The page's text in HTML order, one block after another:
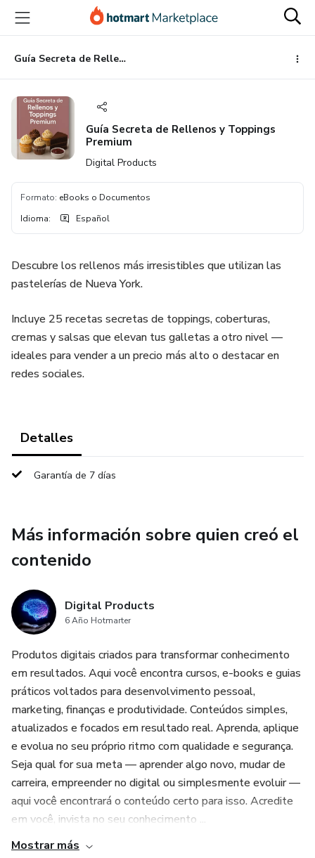
principal
página
de
página
Guía Secreta de Rellenos y Toppings Premium
Guía Secreta de Rellenos y Toppings
Premium
Digital Products
Formato: eBooks o Documentos
Idioma: Español
Descubre los rellenos más irresistibles que utilizan las
pastelerías de Nueva York.
Incluye 25 recetas secretas de toppings, coberturas,
cremas y salsas que elevan tus galletas a otro nivel —
ideales para vender a un precio más alto o destacar en
redes sociales.
Detalles
Garantía de 7 días
Más información sobre quien creó el
contenido
Digital Products
6 Año Hotmarter
Produtos digitais criados para transformar conhecimento
em resultados. Aqui você encontra cursos, e-books e guias
práticos voltados para desenvolvimento pessoal,
marketing, finanças e produtividade. Conteúdos simples,
atualizados e focados em resultado real. Aprenda, aplique
e evolua no seu próprio ritmo com qualidade e segurança.
Seja qual for sua meta — aprender algo novo, mudar de
carreira, empreender no digital ou simplesmente evoluir —
aqui você encontrará o conteúdo certo para isso. Acredite
em você, invista no seu conhecimento ...
Mostrar más